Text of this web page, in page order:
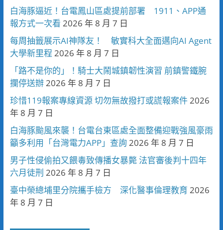
白海豚逼近！台電鳳山區處提前部署 1911、APP通
報方式一次看 2026 年 8 月 7 日
每周抽籤展示AI神隊友！ 敏實科大全面邁向AI Agent
大學新里程 2026 年 8 月 7 日
「路不是你的」！騎士大鬧城鎮韌性演習 前鎮警鐵腕
攔停送辦2026 年 8 月 7 日
珍惜119報案專線資源 切勿無故撥打或謊報案件2026
年 8 月 7 日
白海豚颱風來襲！台電台東區處全面整備迎戰強風豪雨
籲多利用「台灣電力APP」查詢 2026 年 8 月 7 日
男子性侵偷拍又餵毒致傳播女暴斃 法官審後判十四年
六月徒刑 2026 年 8 月 7 日
臺中榮總埔里分院攜手檢方 深化醫事倫理教育 2026
年 8 月 7 日